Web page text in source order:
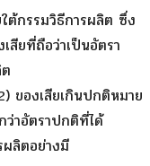
ต้กรรมวิธีการผลิต ซึ่ง
สียที่ถือว่าเป็นอัตรา
นปกติหมาย
ว่าอัตราปกติที่ได้
ผลิตอย่างมี